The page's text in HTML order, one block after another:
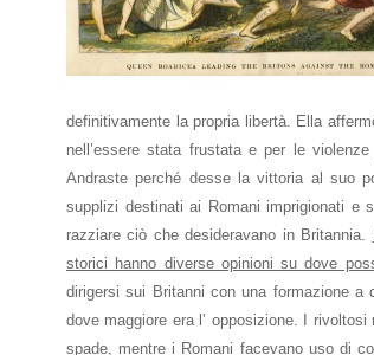
definitivamente la propria libertà. Ella
nell’essere stata frustata e per le
Andraste perché desse la vittoria al suo
supplizi destinati ai Romani imprigionati e
razziare ciò che desideravano in Britannia.
storici hanno diverse opinioni su dove
dirigersi sui Britanni con una formazione
dove maggiore era l’ opposizione. I
spade, mentre i Romani facevano uso di